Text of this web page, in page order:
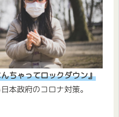
ちゃってロックダウン』
本政府のコロナ対策。